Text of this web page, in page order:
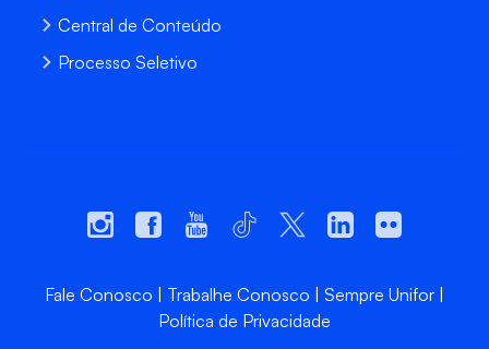
Central de Conteúdo
Processo Seletivo
Fale Conosco Trabalhe Conosco
Sempre Unifor
Política de Privacidade